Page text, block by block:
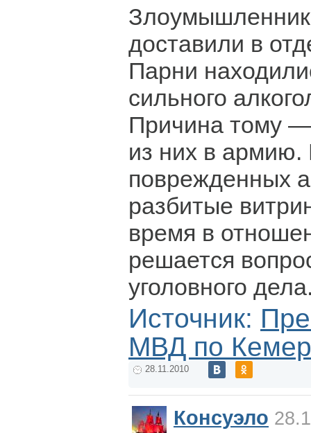
доставили в
Парни
сильного
Причина тому
из них в армию.
поврежденных
разбитые
время в
решается
уголовного
Источник:
МВД по
28.11.2010
Консуэло